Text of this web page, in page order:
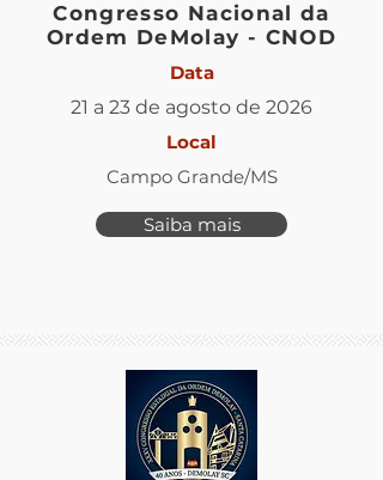
Congresso Nacional da
Ordem DeMolay - CNOD
Data
21 a 23 de agosto de 2026
Local
Campo Grande/MS
Saiba mais